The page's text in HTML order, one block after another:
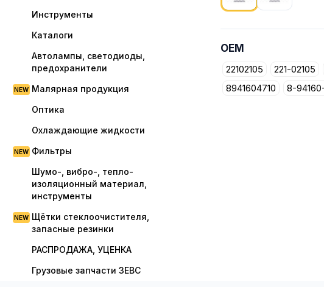
Инструменты
Каталоги
Автолампы, светодиоды,
предохранители
Малярная продукция
Оптика
Охлаждающие жидкости
Фильтры
Шумо-, вибро-, тепло-
изоляционный материал,
инструменты
Щётки стеклоочистителя,
запасные резинки
РАСПРОДАЖА, УЦЕНКА
Грузовые запчасти ЗЕВС
OEM
22102105 221-02105
8941604710
8-